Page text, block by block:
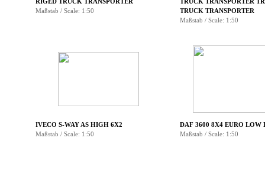
RIGED TRUCK TRANSPORTER
Maßstab / Scale: 1:50
TRUCK TRANSPORTER
TRUCK TRANSPORTER
Maßstab / Scale: 1:50
IVECO S-WAY AS HIGH 6X2
Maßstab / Scale: 1:50
DAF 3600 8X4 EURO LOW
Maßstab / Scale: 1:50